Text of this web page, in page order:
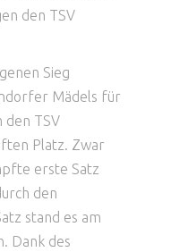
den TSV
Sieg
Mädels für
den TSV
Platz. Zwar
erste Satz
den
stand es am
Dank des